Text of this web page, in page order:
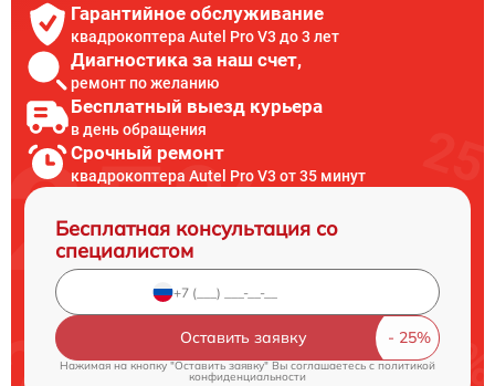
Гарантийное обслуживание
квадрокоптера Autel Pro V3 до 3 лет
Диагностика за наш счет,
ремонт по желанию
Бесплатный выезд курьера
в день обращения
Срочный ремонт
квадрокоптера Autel Pro V3 от 35 минут
Бесплатная консультация со
специалистом
Оставить заявку
Нажимая на кнопку "Оставить заявку" Вы соглашаетесь c политикой
конфиденциальности